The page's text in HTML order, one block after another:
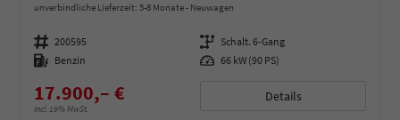
unverbindliche Lieferzeit: 5-8 Monate Neuwagen
Fahrzeugnummer 200595 Getriebe Schalt. 6-Gang
Kraftstoff Benzin Leistung 66 kW (90 PS)
17.900,– €
incl. 19% MwSt.
Details